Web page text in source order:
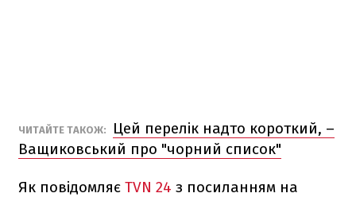
ЧИТАЙТЕ ТАКОЖ:
Цей перелік надто короткий, –
Ващиковський про "чорний список"
Як повідомляє TVN 24 з посиланням на